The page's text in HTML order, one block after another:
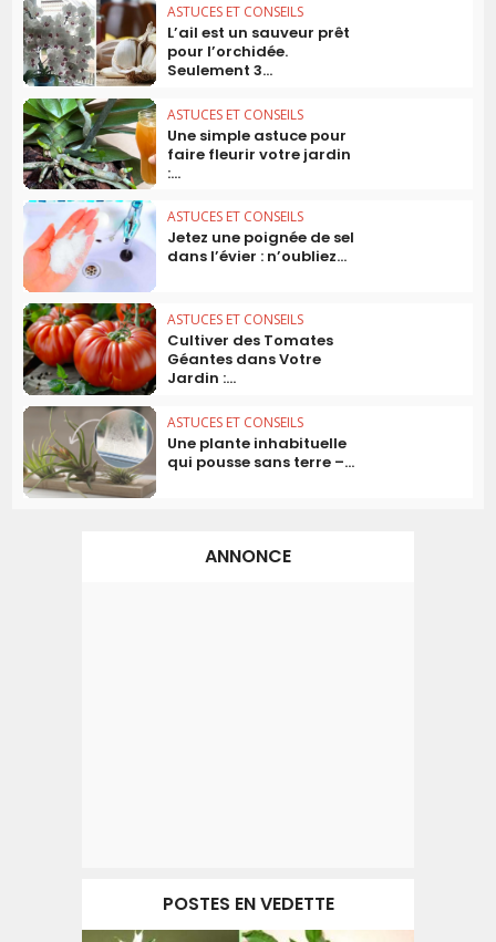
ASTUCES ET CONSEILS
L’ail est un sauveur prêt
pour l’orchidée.
Seulement 3...
ASTUCES ET CONSEILS
Une simple astuce pour
faire fleurir votre jardin
:...
ASTUCES ET CONSEILS
Jetez une poignée de sel
dans l’évier : n’oubliez...
ASTUCES ET CONSEILS
Cultiver des Tomates
Géantes dans Votre
Jardin :...
ASTUCES ET CONSEILS
Une plante inhabituelle
qui pousse sans terre –...
ANNONCE
POSTES EN VEDETTE